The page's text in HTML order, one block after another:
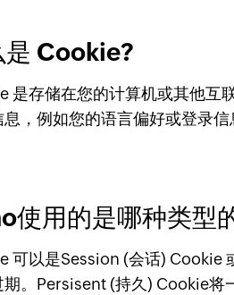
是 Cookie?
是存储在您的计算机或其他互
息，例如您的语言偏好或登录
使用的是哪种类型
可以是Session (会话) Cookie
期。Persisent (持久) Cookie将